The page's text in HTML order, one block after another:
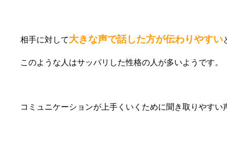
相手に対して大きな声で話した方が伝わりやすい
このような人はサッパリした性格の人が多いようです。
コミュニケーションが上手くいくために聞き取りやすい